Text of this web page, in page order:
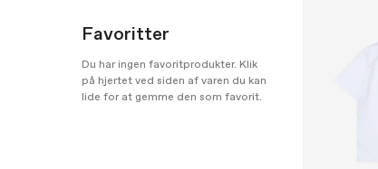
Favoritter
Du har ingen favoritprodukter. Klik
på hjertet ved siden af varen du kan
lide for at gemme den som favorit.